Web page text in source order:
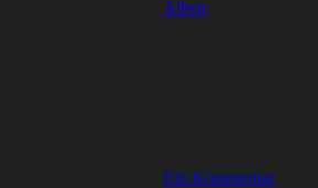
Alben
Ein Kommentar